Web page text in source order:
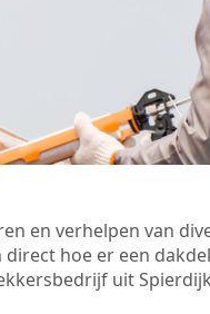
en verhelpen van
hoe er een
uit